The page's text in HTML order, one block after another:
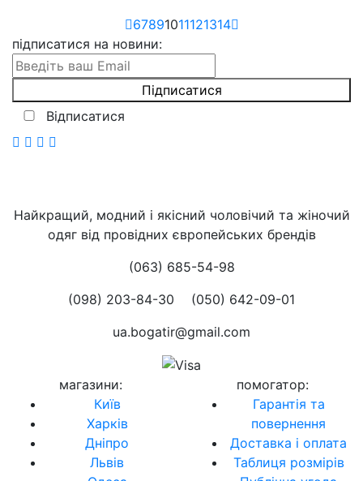
67891011121314
підписатися на новини:
Відписатися
Найкращий, модний і якісний чоловічий та жіночий
одяг від провідних європейських брендів
(063) 685-54-98
(098) 203-84-30
(050) 642-09-01
ua.bogatir@gmail.com
магазини:
Київ
Харків
Дніпро
Львів
помогатор:
Гарантія та
повернення
Доставка і оплата
Таблиця розмірів